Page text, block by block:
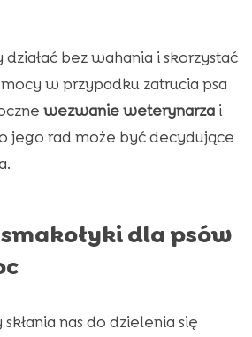
działać bez wahania i skorzystać
w przypadku zatrucia psa
wezwanie weterynarzai
jego rad może być decydujące
dla psów
nas do dzielenia się